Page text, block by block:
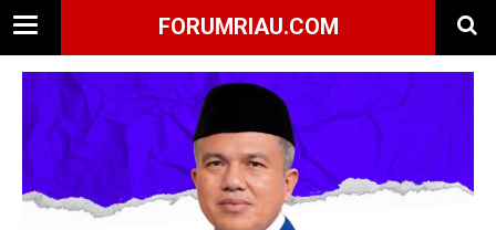
FORUMRIAU.COM